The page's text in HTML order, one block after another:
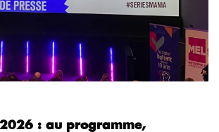
: au programme,